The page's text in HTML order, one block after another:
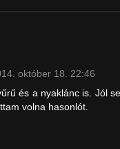
október 18. 22:46
és a nyaklánc is. Jól
volna hasonlót.